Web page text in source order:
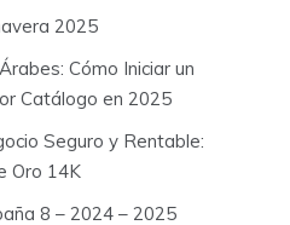
2025
Cómo Iniciar un
Catálogo en 2025
Seguro y Rentable:
Oro 14K
8 – 2024 – 2025